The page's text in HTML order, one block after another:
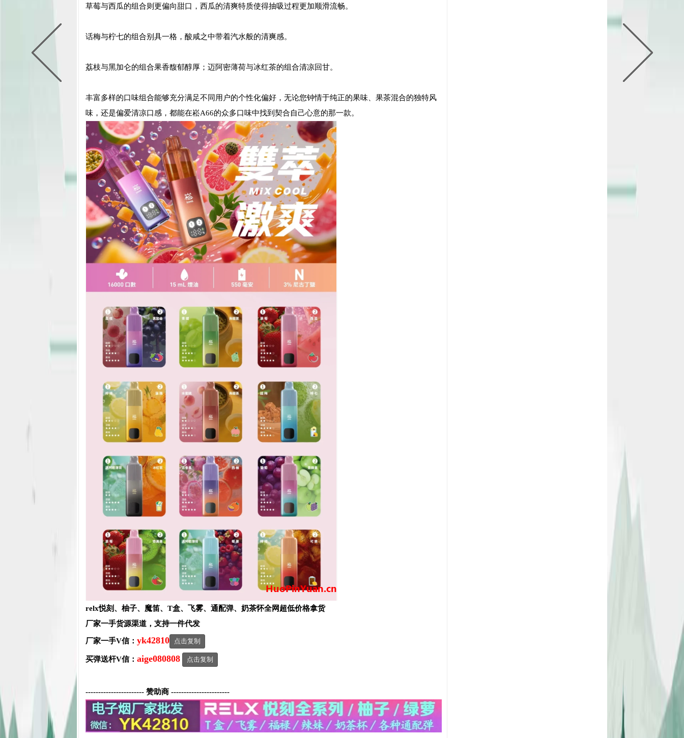
草莓与西瓜的组合则更偏向甜口，西瓜的清爽特质使得抽吸过程更加顺滑流畅。
话梅与柠七的组合别具一格，酸咸之中带着汽水般的清爽感。
荔枝与黑加仑的组合果香馥郁醇厚；迈阿密薄荷与冰红茶的组合清凉回甘。
丰富多样的口味组合能够充分满足不同用户的个性化偏好，无论您钟情于纯正的果味、果茶混合的独特风
味，还是偏爱清凉口感，都能在崧A66的众多口味中找到契合自己心意的那一款。
relx悦刻、柚子、魔笛、T盒、飞雾、通配弹、奶茶怀全网超低价格拿货
厂家一手货源渠道，支持一件代发
厂家一手V信： yk42810 点击复制
买弹送杆V信： aige080808 点击复制
----------------------- 赞助商 -----------------------